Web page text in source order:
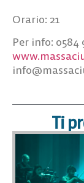
Orario: 21
Per info: 0584
Ti